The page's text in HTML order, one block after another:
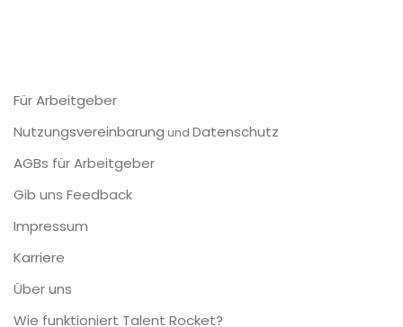
Für Arbeitgeber
Nutzungsvereinbarung und Datenschutz
AGBs für Arbeitgeber
Gib uns Feedback
Impressum
Karriere
Über uns
Wie funktioniert Talent Rocket?